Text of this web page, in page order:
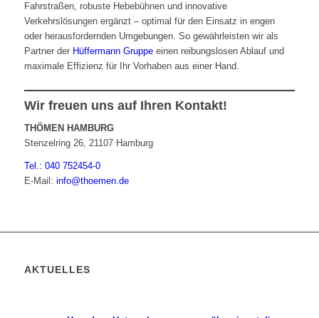
Fahrstraßen, robuste Hebebühnen und innovative
Verkehrslösungen ergänzt – optimal für den Einsatz in engen
oder herausfordernden Umgebungen. So gewährleisten wir als
Partner der Hüffermann Gruppeeinen reibungslosen Ablauf und
maximale Effizienz für Ihr Vorhaben aus einer Hand.
Wir freuen uns auf Ihren Kontakt!
THÖMEN HAMBURG
Stenzelring 26, 21107 Hamburg
Tel.: 040 752454-0
E-Mail: info@thoemen.de
AKTUELLES